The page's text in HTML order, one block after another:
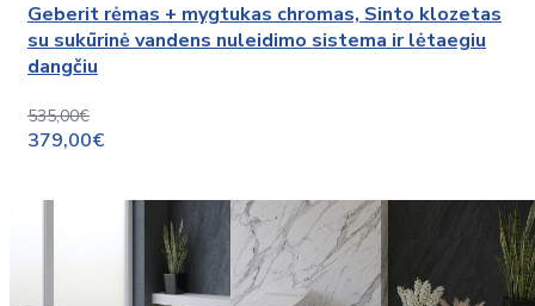
Geberit rėmas + mygtukas chromas, Sinto klozetas
su sukūrinė vandens nuleidimo sistema ir lėtaegiu
dangčiu
535,00€
379,00€